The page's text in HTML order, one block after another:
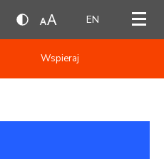
EN
Wspieraj